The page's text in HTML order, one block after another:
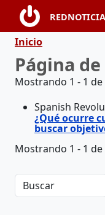
Pasar al contenido
Ruta de
Inicio
Página
Mostrando 1 - 1 de
Spanish
¿Qué ocurre
buscar
Mostrando 1 - 1 de